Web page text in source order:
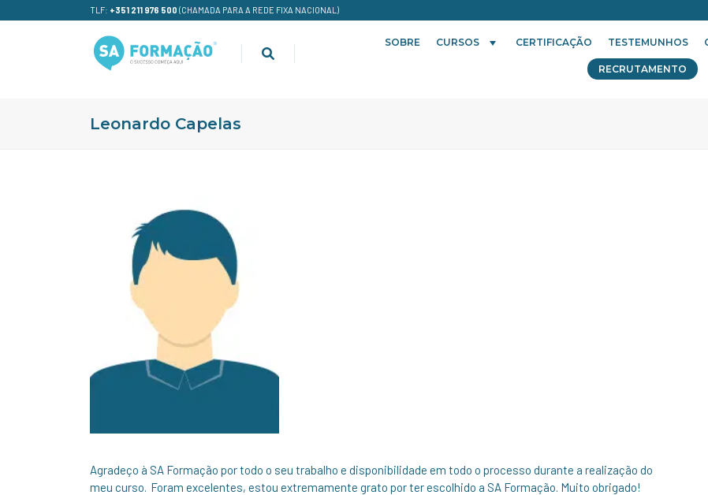
TLF: +351 211 976 500 (CHAMADA PARA A REDE FIXA NACIONAL)
SOBRE CURSOS CERTIFICAÇÃO TESTEMUNHOS
RECRUTAMENTO
Leonardo Capelas
Agradeço à SA Formação por todo o seu trabalho e disponibilidade em todo o processo durante a realização do
meu curso. Foram excelentes, estou extremamente grato por ter escolhido a SA Formação. Muito obrigado!